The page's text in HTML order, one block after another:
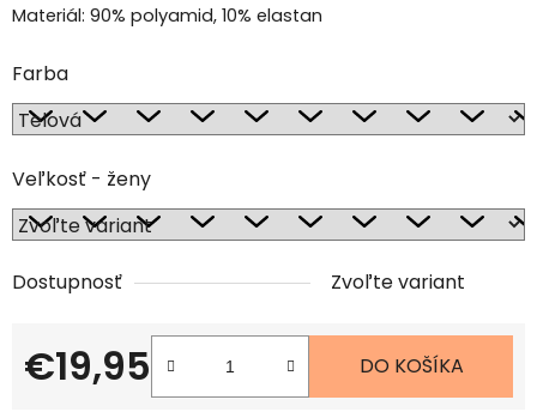
Materiál: 90% polyamid, 10% elastan
Farba
Veľkosť - ženy
Dostupnosť Zvoľte variant
€19,95
Jednotková cena:
DO KOŠÍKA